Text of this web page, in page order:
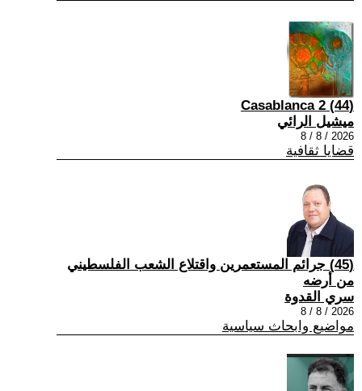
(44) Casablanca 2
ميشيل الرائي
2026 / 8 / 8
قضايا ثقافية
(45) جرائم المستعمرين واقتلاع الشعب الفلسطيني
من أرضه
سري القدوة
2026 / 8 / 8
مواضيع وابحاث سياسية